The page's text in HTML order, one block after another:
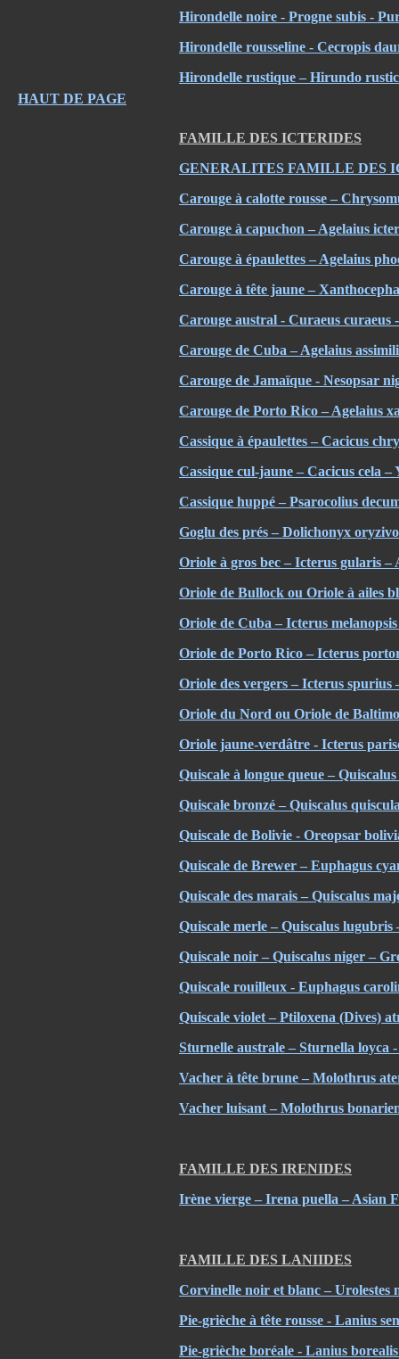
Hirondelle noire - Progne subis -
Hirondelle rousseline - Cecropis
Hirondelle rustique – Hirundo
FAMILLE DES ICTERIDES
GENERALITES FAMILLE DES
Carouge à calotte rousse –
Carouge à capuchon – Agelaius
Carouge à épaulettes – Agelaius
Carouge à tête jaune –
Carouge austral - Curaeus curaeus
Carouge de Cuba – Agelaius
Carouge de Jamaïque - Nesopsar
Carouge de Porto Rico – Agelaius
Cassique à épaulettes – Cacicus
Cassique cul-jaune – Cacicus cela
Cassique huppé – Psarocolius
Goglu des prés – Dolichonyx
Oriole à gros bec – Icterus gularis
Oriole de Bullock ou Oriole à ailes
Oriole de Cuba – Icterus
Oriole de Porto Rico – Icterus
Oriole des vergers – Icterus
Oriole du Nord ou Oriole de
Oriole jaune-verdâtre - Icterus
Quiscale à longue queue –
Quiscale bronzé – Quiscalus
Quiscale de Bolivie - Oreopsar
Quiscale de Brewer – Euphagus
Quiscale des marais – Quiscalus
Quiscale merle – Quiscalus
Quiscale noir – Quiscalus niger –
Quiscale rouilleux - Euphagus
Quiscale violet – Ptiloxena (Dives)
Sturnelle australe – Sturnella loyca
Vacher à tête brune – Molothrus
Vacher luisant – Molothrus
FAMILLE DES IRENIDES
Irène vierge – Irena puella – Asian
FAMILLE DES LANIIDES
Corvinelle noir et blanc – Urolestes
Pie-grièche à tête rousse - Lanius
Pie-grièche boréale - Lanius
HAUT DE PAGE